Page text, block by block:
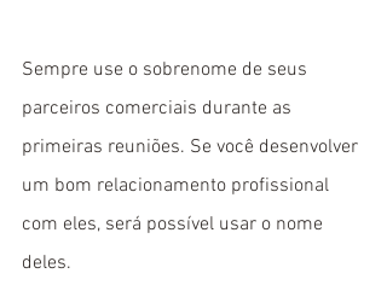
Sempre use o sobrenome de seus
parceiros comerciais durante as
primeiras reuniões. Se você desenvolver
um bom relacionamento profissional
com eles, será possível usar o nome
deles.